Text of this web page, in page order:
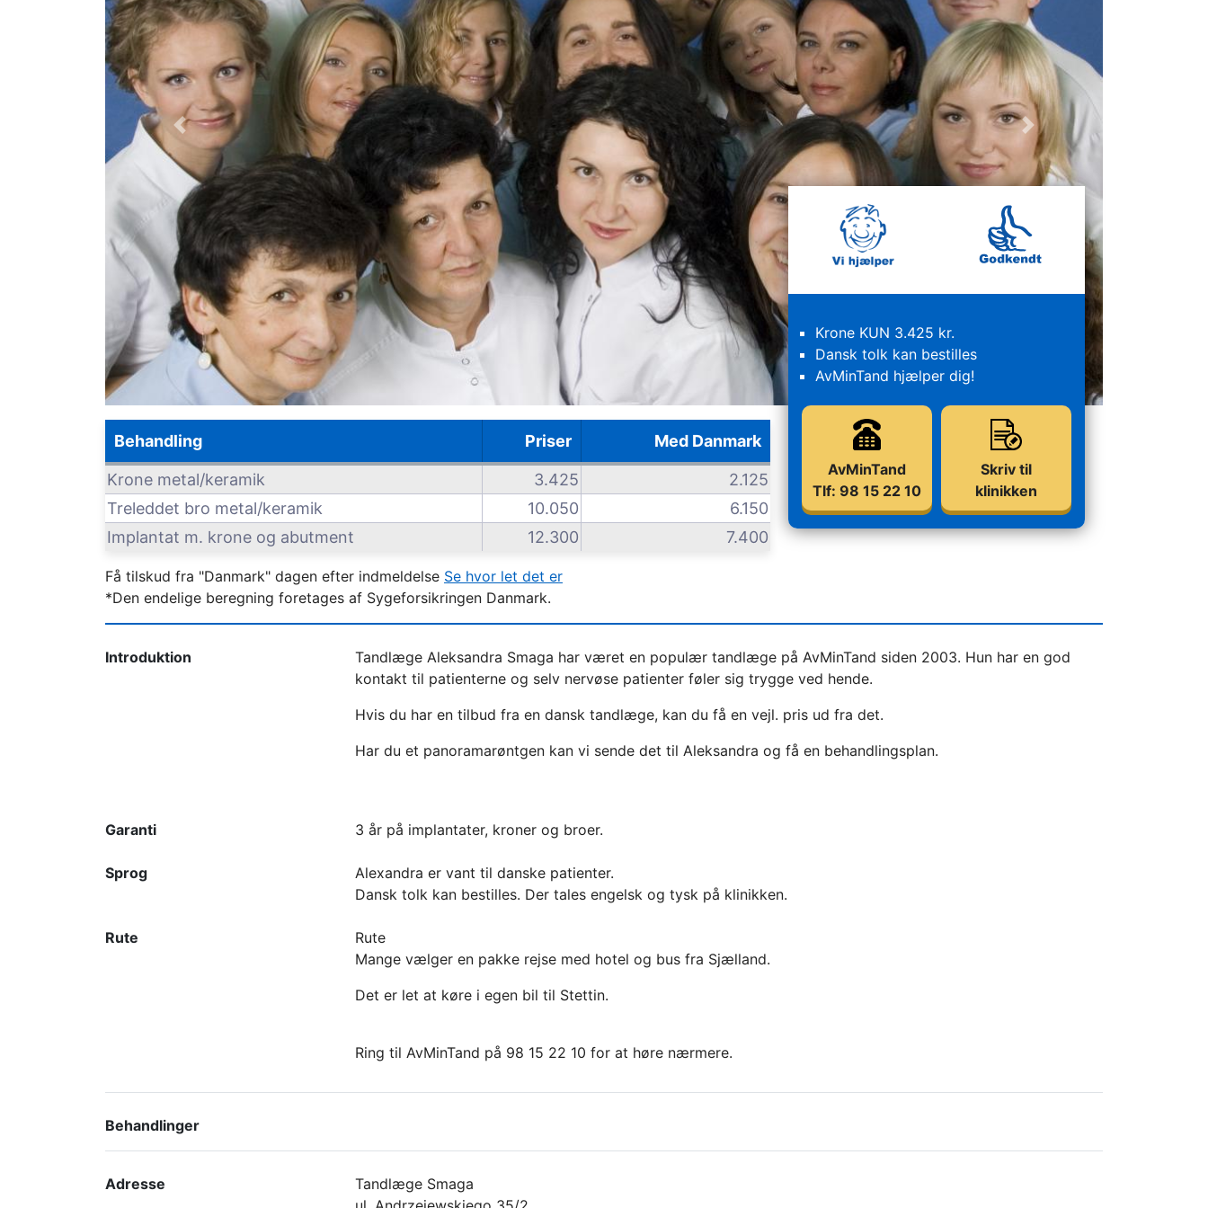
Previous Next
Krone KUN 3.425 kr.
Dansk tolk kan bestilles
AvMinTand hjælper dig!
AvMinTand
Tlf: 98 15 22 10
Skriv til
klinikken
Behandling Priser Med Danmark
Krone metal/keramik 3.425
2.125
Treleddet bro metal/keramik
10.050
6.150
Implantat m. krone og abutment
12.300 7.400
Få tilskud fra "Danmark" dagen efter indmeldelse Se hvor let det er
*Den endelige beregning foretages af Sygeforsikringen Danmark.
Introduktion
Tandlæge Aleksandra Smaga har været en populær tandlæge på AvMinTand siden 2003. Hun har en god
kontakt til patienterne og selv nervøse patienter føler sig trygge ved hende.
Hvis du har en tilbud fra en dansk tandlæge, kan du få en vejl. pris ud fra det.
Har du et panoramarøntgen kan vi sende det til Aleksandra og få en behandlingsplan.
Garanti 3 år på implantater, kroner og broer.
Sprog
Alexandra er vant til danske patienter.
Dansk tolk kan bestilles. Der tales engelsk og tysk på klinikken.
Rute
Rute
Mange vælger en pakke rejse med hotel og bus fra Sjælland.
Det er let at køre i egen bil til Stettin.
Ring til AvMinTand på 98 15 22 10 for at høre nærmere.
Behandlinger
Adresse
Tandlæge Smaga